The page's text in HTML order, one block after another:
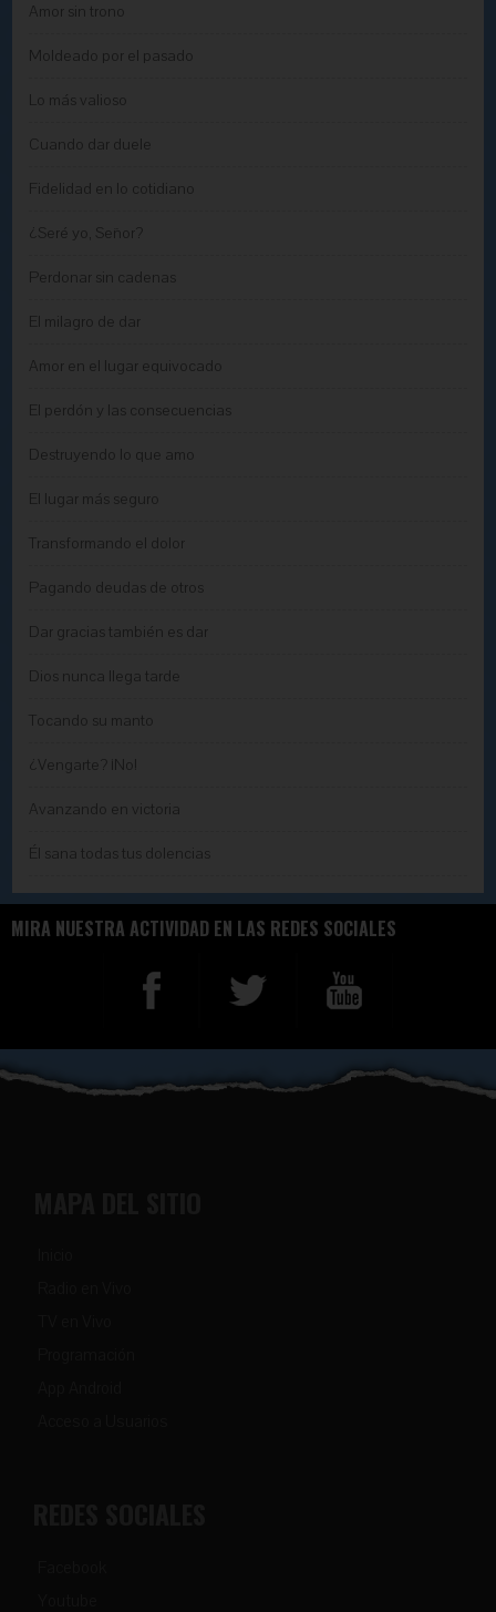
Amor sin trono
Moldeado por el pasado
Lo más valioso
Cuando dar duele
Fidelidad en lo cotidiano
¿Seré yo, Señor?
Perdonar sin cadenas
El milagro de dar
Amor en el lugar equivocado
El perdón y las consecuencias
Destruyendo lo que amo
El lugar más seguro
Transformando el dolor
Pagando deudas de otros
Dar gracias también es dar
Dios nunca llega tarde
Tocando su manto
¿Vengarte? ¡No!
Avanzando en victoria
Él sana todas tus dolencias
MIRA NUESTRA ACTIVIDAD EN LAS REDES SOCIALES